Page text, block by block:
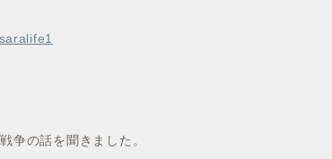
争の話を聞きました。